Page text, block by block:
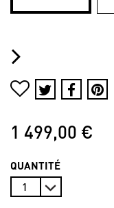
1 499,00 €
QUANTITÉ